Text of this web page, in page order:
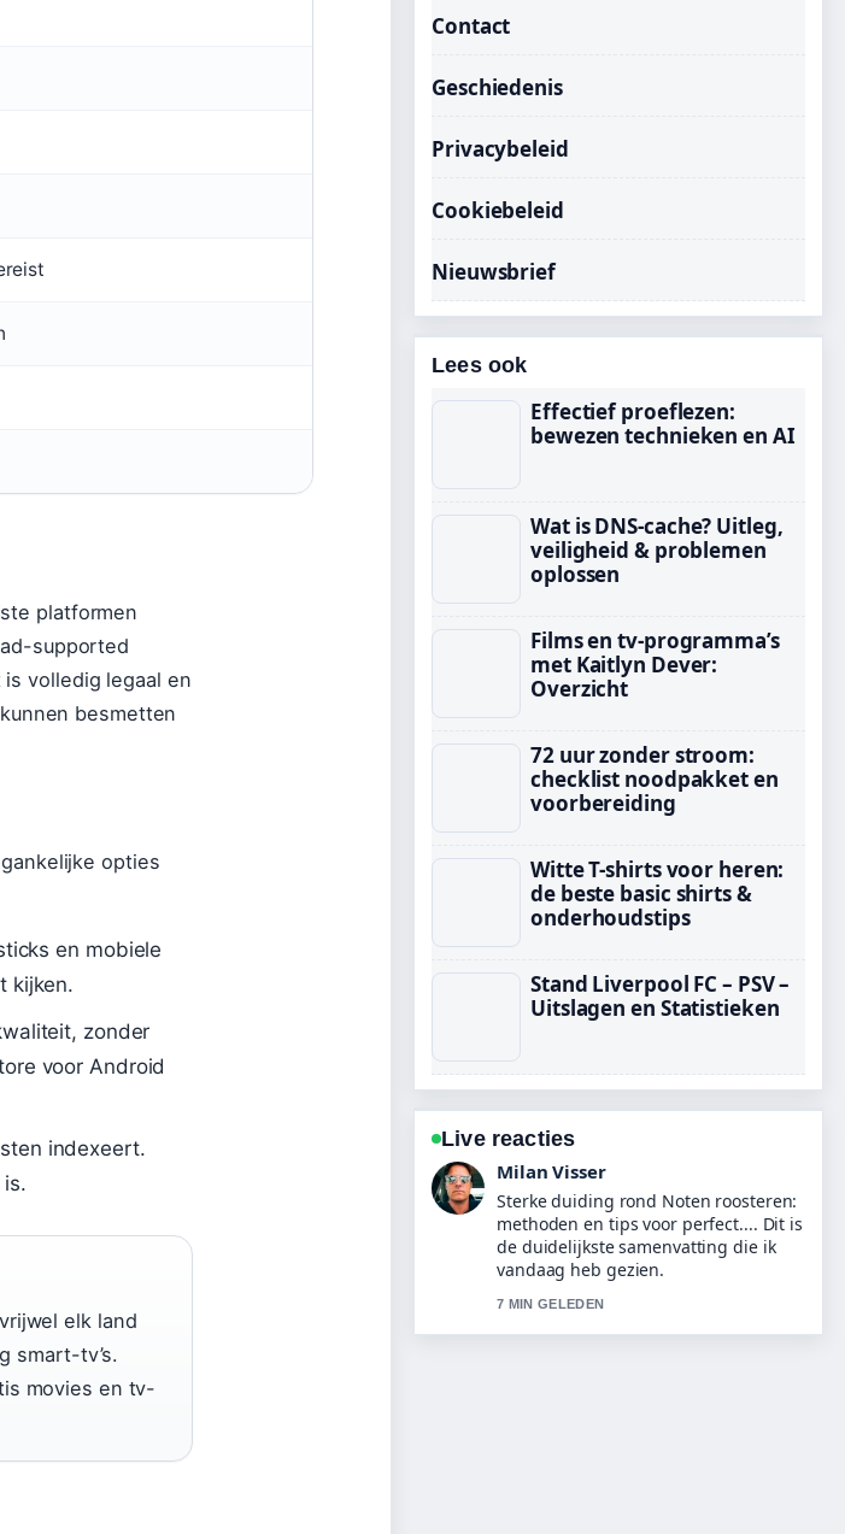
platformen
supported
volledig legaal en
besmetten
opties
en mobiele
kijken.
zonder
voor Android
indexeert.
elk land
smart-tv’s.
movies en tv-
Contact
Geschiedenis
Privacybeleid
Cookiebeleid
Nieuwsbrief
Lees ook
Effectief proeflezen:
bewezen technieken en AI
Wat is DNS-cache? Uitleg,
veiligheid & problemen
oplossen
Films en tv-programma’s
met Kaitlyn Dever:
Overzicht
72 uur zonder stroom:
checklist noodpakket en
voorbereiding
Witte T-shirts voor heren:
de beste basic shirts &
onderhoudstips
Stand Liverpool FC – PSV –
Uitslagen en Statistieken
Live reacties
Nina Meijer
Volg Snowboard 2026 Olympische
Spelen – programma &#038;...
nauwlettend – waardeer de rustige en
evenwichtige toon.
9 MIN GELEDEN